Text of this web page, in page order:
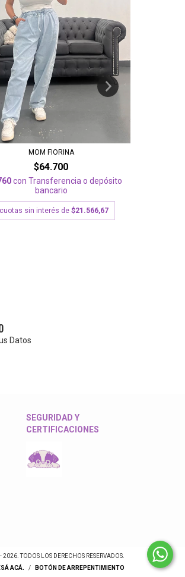
MOM FIORINA
$64.700
con Transferencia o depósito
bancario
cuotas sin interés de$21.566,67
Datos
SEGURIDAD Y
CERTIFICACIONES
2026. TODOS LOS DERECHOS RESERVADOS.
ACÁ. / BOTÓN DE ARREPENTIMIENTO